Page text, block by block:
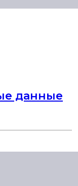
данные